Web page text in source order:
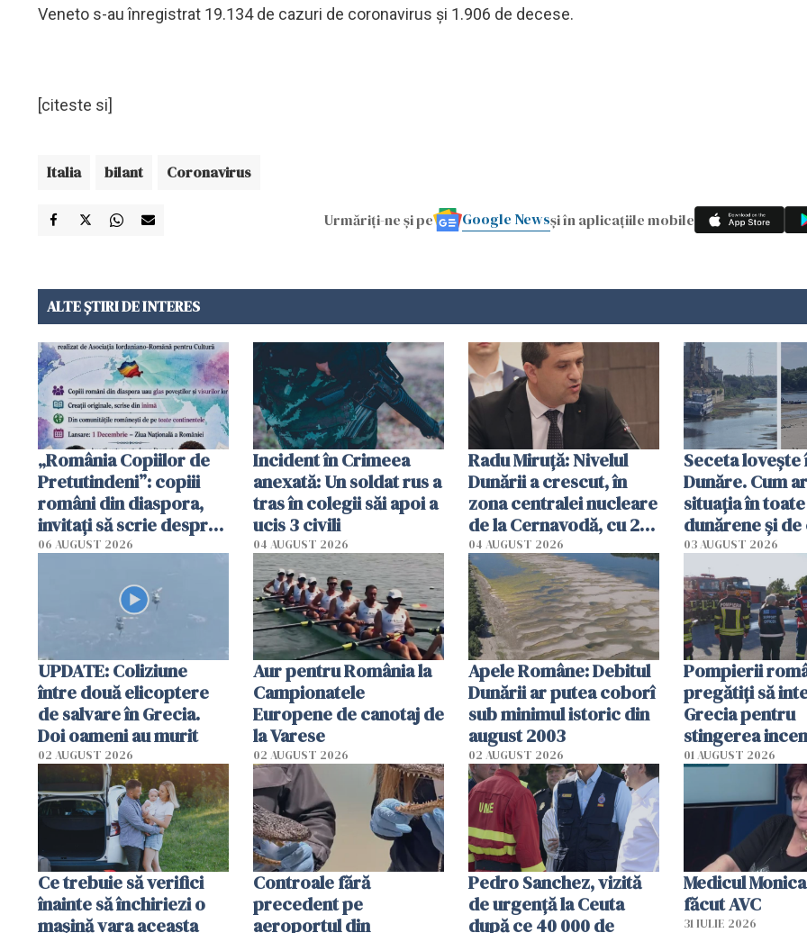
Veneto s-au înregistrat 19.134 de cazuri de coronavirus şi 1.906 de decese.
[citeste si]
Italia bilant Coronavirus
Urmăriți-ne și pe Google Newsși în aplicațiile mobile
ALTE ȘTIRI DE INTERES
„România Copiilor de
Pretutindeni”: copiii
români din diaspora,
invitați să scrie despre
România într-un volum
06 AUGUST 2026
Incident în Crimeea
anexată: Un soldat rus a
tras în colegii săi apoi a
ucis 3 civili
04 AUGUST 2026
Radu Miruţă: Nivelul
Dunării a crescut, în
zona centralei nucleare
de la Cernavodă, cu 2
cm faţă de ziua trecută
04 AUGUST 2026
Seceta
Dunăre. Cum
situația în
dunărene și de
România
efectele, deși a
în iulie
03 AUGUST 2026
UPDATE: Coliziune
între două elicoptere
de salvare în Grecia.
Doi oameni au murit
02 AUGUST 2026
Aur pentru România la
Campionatele
Europene de canotaj de
la Varese
02 AUGUST 2026
Apele Române: Debitul
Dunării ar putea coborî
sub minimul istoric din
august 2003
02 AUGUST 2026
Pompierii
pregătiţi să
Grecia pentru
stingerea
01 AUGUST 2026
Ce trebuie să verifici
înainte să închiriezi o
mașină vara aceasta
Controale fără
precedent pe
aeroportul din
Pedro Sanchez, vizită
de urgență la Ceuta
după ce 40 000 de
Medicul
făcut AVC
31 IULIE 2026